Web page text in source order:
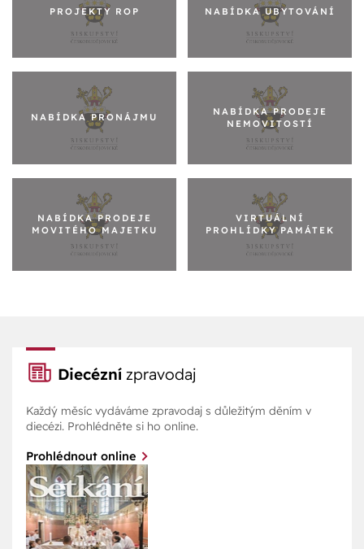
PROJEKTY ROP NABÍDKA UBYTOVÁNÍ
NABÍDKA PRONÁJMU
NABÍDKA PRODEJE
NEMOVITOSTÍ
NABÍDKA PRODEJE
MOVITÉHO MAJETKU
VIRTUÁLNÍ
PROHLÍDKY PAMÁTEK
Diecézní zpravodaj
Každý měsíc vydáváme zpravodaj s důležitým děním v
diecézi. Prohlédněte si ho online.
Prohlédnout online